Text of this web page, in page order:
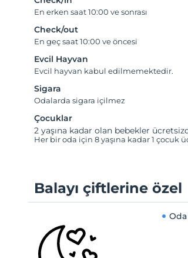
En erken saat 10:00 ve sonrası
Check/out
En geç saat 10:00 ve öncesi
Evcil Hayvan
Evcil hayvan kabul edilmemektedir.
Sigara
Odalarda sigara içilmez
Çocuklar
2 yaşına kadar olan bebekler
Her bir oda için 8 yaşına kadar 1 çocuk
Balayı çiftlerine özel